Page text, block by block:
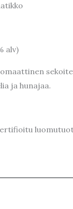
alv)
ja hunajaa.